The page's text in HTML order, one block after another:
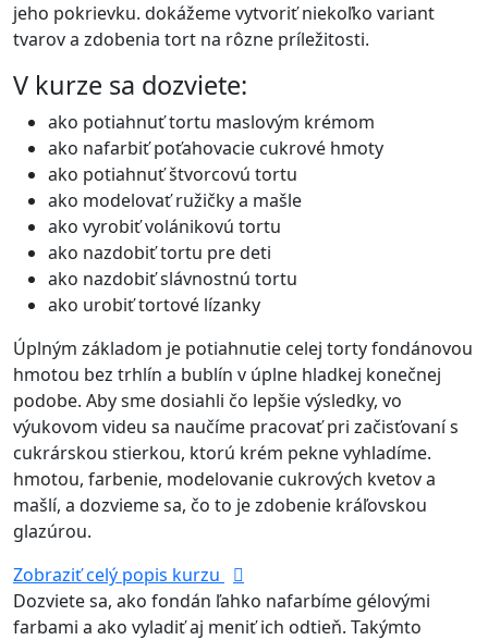
jeho pokrievku. dokážeme vytvoriť niekoľko variant
tvarov a zdobenia tort na rôzne príležitosti.
V kurze sa dozviete:
ako potiahnuť tortu maslovým krémom
ako nafarbiť poťahovacie cukrové hmoty
ako potiahnuť štvorcovú tortu
ako modelovať ružičky a mašle
ako vyrobiť volánikovú tortu
ako nazdobiť tortu pre deti
ako nazdobiť slávnostnú tortu
ako urobiť tortové lízanky
Úplným základom je potiahnutie celej torty fondánovou
hmotou bez trhlín a bublín v úplne hladkej konečnej
podobe. Aby sme dosiahli čo lepšie výsledky, vo
výukovom videu sa naučíme pracovať pri začisťovaní s
cukrárskou stierkou, ktorú krém pekne vyhladíme.
hmotou, farbenie, modelovanie cukrových kvetov a
mašlí, a dozvieme sa, čo to je zdobenie kráľovskou
glazúrou.
Zobraziť celý popis kurzu
Dozviete sa, ako fondán ľahko nafarbíme gélovými
farbami a ako vyladiť aj meniť ich odtieň. Takýmto